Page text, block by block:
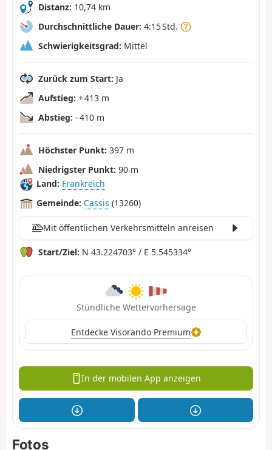
Distanz: 10,74 km
Durchschnittliche Dauer: 4:15 Std.
Schwierigkeitsgrad: Mittel
Zurück zum Start: Ja
Aufstieg: + 413 m
Abstieg: - 410 m
Höchster Punkt: 397 m
Niedrigster Punkt: 90 m
Land: Frankreich
Gemeinde: Cassis (13260)
Mit öffentlichen Verkehrsmitteln anreisen
Start/Ziel: N 43.224703° / E 5.545334°
Stündliche Wettervorhersage
Entdecke Visorando Premium
In der mobilen App anzeigen
Fotos